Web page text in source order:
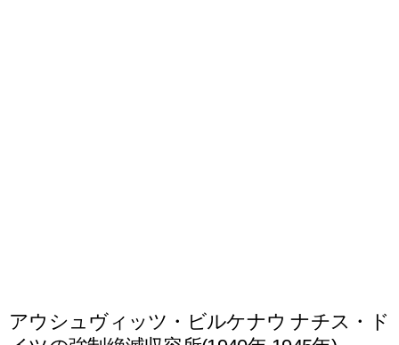
アウシュヴィッツ・ビルケナウ ナチス・ド